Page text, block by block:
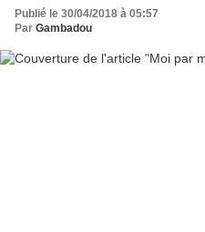
Publié le 30/04/2018 à 05:57
Par Gambadou